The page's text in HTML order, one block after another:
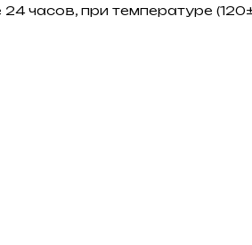
часов, при температуре